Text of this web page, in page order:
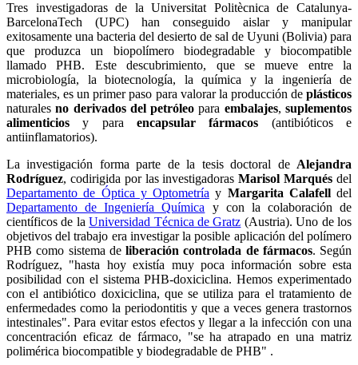
Tres investigadoras de la Universitat Politècnica de Catalunya-
BarcelonaTech (UPC) han conseguido aislar y manipular
exitosamente una bacteria del desierto de sal de Uyuni (Bolivia) para
que produzca un biopolímero biodegradable y biocompatible
llamado PHB. Este descubrimiento, que se mueve entre la
microbiología, la biotecnología, la química y la ingeniería de
materiales, es un primer paso para valorar la producción de plásticos
naturalesno derivados del petróleo para embalajes,suplementos
alimenticios y para encapsular fármacos (antibióticos e
antiinflamatorios).
La investigación forma parte de la tesis doctoral de Alejandra
Rodríguez, codirigida por las investigadorasMarisol Marqués del
Departamento de Óptica y Optometría y Margarita Calafelldel
Departamento de Ingeniería Química y con la colaboración de
científicos de laUniversidad Técnica de Gratz (Austria). Uno de los
objetivos del trabajo era investigar la posible aplicación del polímero
PHB como sistema de liberación controlada de fármacos. Según
Rodríguez, "hasta hoy existía muy poca información sobre esta
posibilidad con el sistema PHB-doxiciclina. Hemos experimentado
con el antibiótico doxiciclina, que se utiliza para el tratamiento de
enfermedades como la periodontitis y que a veces genera trastornos
intestinales". Para evitar estos efectos y llegar a la infección con una
concentración eficaz de fármaco, "se ha atrapado en una matriz
polimérica biocompatible y biodegradable de PHB" .